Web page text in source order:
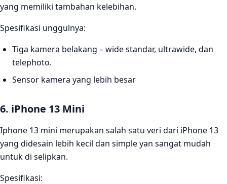
yang memiliki tambahan kelebihan.
Spesifikasi unggulnya:
Tiga kamera belakang – wide standar, ultrawide, dan
telephoto.
Sensor kamera yang lebih besar
6. iPhone 13 Mini
Iphone 13 mini merupakan salah satu veri dari iPhone 13
yang didesain lebih kecil dan simple yan sangat mudah
untuk di selipkan.
Spesifikasi: